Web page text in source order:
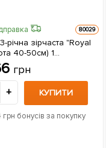
80029
річна зірчаста "Royal
40-50см) 1
в упаковці
грн
+ КУПИТИ
грн бонусів за покупку